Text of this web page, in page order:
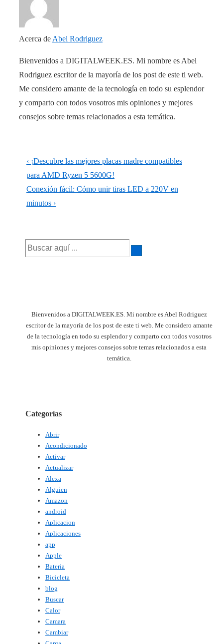
Acerca de Abel Rodriguez
Bienvenidos a DIGITALWEEK.ES. Mi nombre es Abel
Rodriguez escritor de la mayoría de los post de este ti web.
Me considero amante de la tecnología en todo su esplendor
y comparto con todos vosotros mis opiniones y mejores
consejos sobre temas relacionados a esta temática.
Navegación
de
entradas
La
entrada
anterior
es
‹ ¡Descubre las mejores placas madre compatibles
para AMD Ryzen 5 5600G!
La
entrada
Conexión fácil: Cómo unir tiras LED a 220V en
minutos ›
Buscar
Bienvenidos a DIGITALWEEK.ES. Mi nombre es Abel Rodriguez
escritor de la mayoría de los post de este ti web. Me considero amante
de la tecnología en todo su esplendor y comparto con todos vosotros
mis opiniones y mejores consejos sobre temas relacionados a esta
temática.
Categorías
Abrir
Acondicionado
Activar
Actualizar
Alexa
Alguien
Amazon
android
Aplicacion
Aplicaciones
app
Apple
Bateria
Bicicleta
blog
Buscar
Calor
Camara
Cambiar